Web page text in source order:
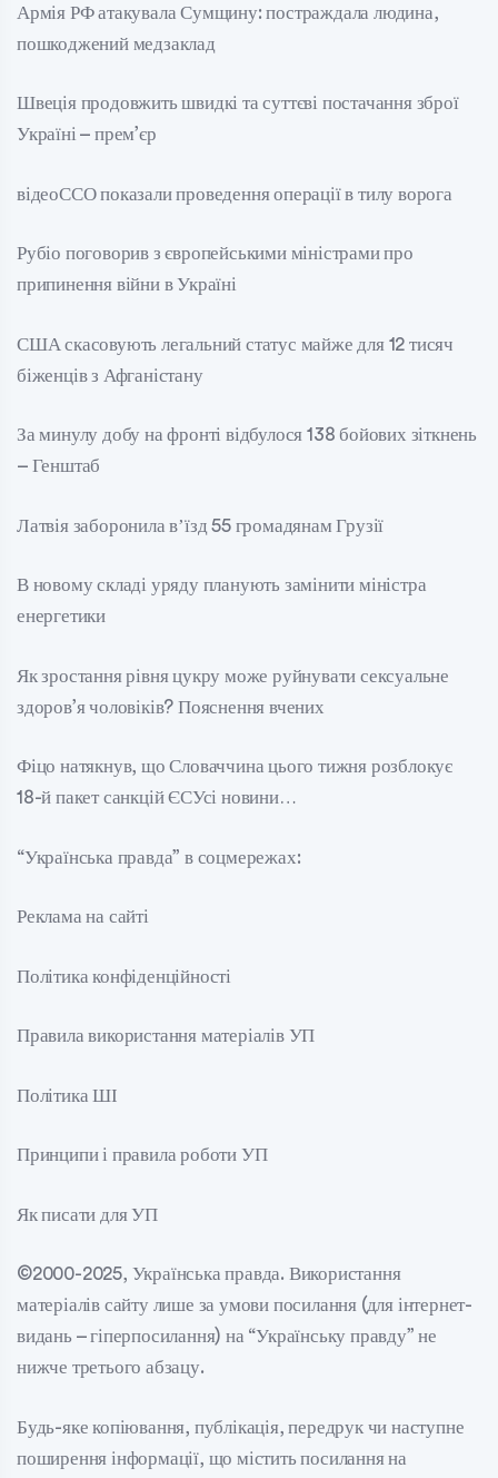
Армія РФ атакувала Сумщину: постраждала людина,
пошкоджений медзаклад
Швеція продовжить швидкі та суттєві постачання зброї
Україні – прем’єр
відеоССО показали проведення операції в тилу ворога
Рубіо поговорив з європейськими міністрами про
припинення війни в Україні
США скасовують легальний статус майже для 12 тисяч
біженців з Афганістану
За минулу добу на фронті відбулося 138 бойових зіткнень
– Генштаб
Латвія заборонила вʼїзд 55 громадянам Грузії
В новому складі уряду планують замінити міністра
енергетики
Як зростання рівня цукру може руйнувати сексуальне
здоров’я чоловіків? Пояснення вчених
Фіцо натякнув, що Словаччина цього тижня розблокує
18-й пакет санкцій ЄСУсі новини…
“Українська правда” в соцмережах:
Реклама на сайті
Політика конфіденційності
Правила використання матеріалів УП
Політика ШІ
Принципи і правила роботи УП
Як писати для УП
©2000-2025, Українська правда. Використання
матеріалів сайту лише за умови посилання (для інтернет-
видань – гіперпосилання) на “Українську правду” не
нижче третього абзацу.
Будь-яке копіювання, публікація, передрук чи наступне
поширення інформації, що містить посилання на